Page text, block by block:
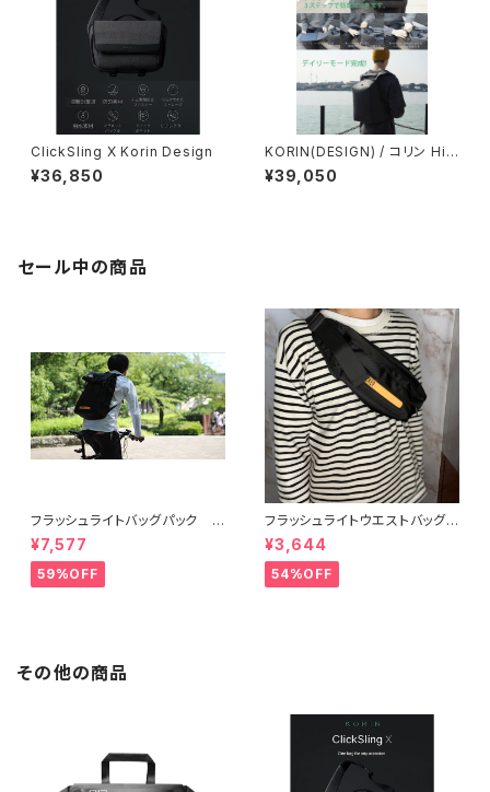
ClickSling X Korin Design
¥36,850
KORIN(DESIGN) / コリン HiP
ack Solar (ソーラーパネル搭
載)
¥39,050
セール中の商品
フラッシュライトバッグパック
【WE ROCKER】
¥7,577
59%OFF
フラッシュライトウエストバッグ
【WE ROCKER】
¥3,644
54%OFF
その他の商品